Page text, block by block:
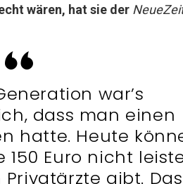
wären, hat sie der
war’s
dass man einen
hatte. Heute
Euro nicht
gibt. Das